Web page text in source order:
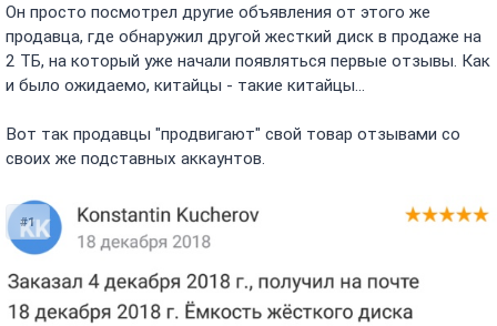
Он просто посмотрел другие объявления от этого же
продавца, где обнаружил другой жесткий диск в продаже на
2 ТБ, на который уже начали появляться первые отзывы. Как
и было ожидаемо, китайцы - такие китайцы...
Вот так продавцы "продвигают" свой товар отзывами со
своих же подставных аккаунтов.
#1